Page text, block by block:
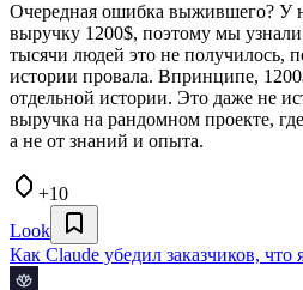
Очередная ошибка выжившего? У
выручку 1200$, поэтому мы
тысячи людей это не получилось,
истории провала. Впринципе,
отдельной истории. Это даже не
выручка на рандомном проекте,
а не от знаний и опыта.
+10
Look
Как Claude убедил заказчиков, что